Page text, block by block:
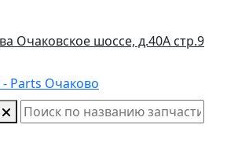
Очаковское шоссе, д.40А стр.9
- Parts Очаково